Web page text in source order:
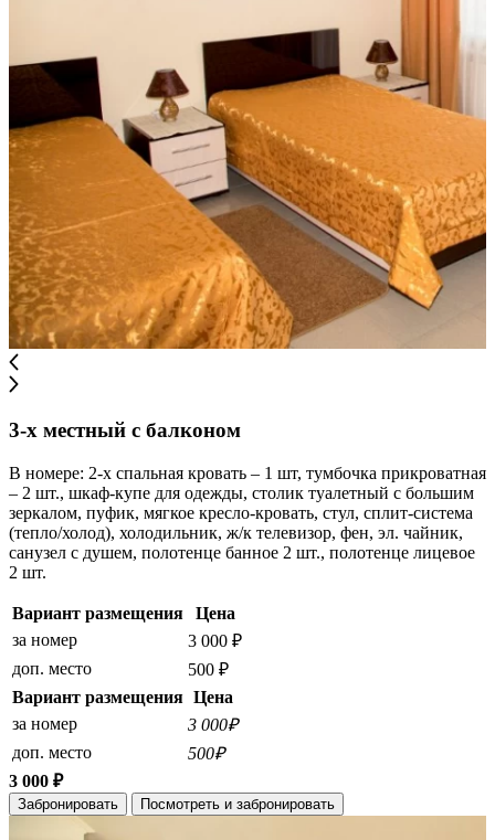
3-х местный с балконом
В номере: 2-х спальная кровать – 1 шт, тумбочка прикроватная
– 2 шт., шкаф-купе для одежды, столик туалетный с большим
зеркалом, пуфик, мягкое кресло-кровать, стул, сплит-система
(тепло/холод), холодильник, ж/к телевизор, фен, эл. чайник,
санузел с душем, полотенце банное 2 шт., полотенце лицевое
2 шт.
Вариант размещения
Цена
за номер
3 000 ₽
доп. место
500 ₽
Вариант размещения Цена
за номер
3 000₽
доп. место
500₽
3 000 ₽
Забронировать Посмотреть и забронировать